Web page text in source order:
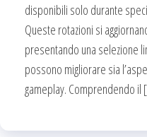
disponibili solo durante
Queste rotazioni si
presentando una selezione
possono migliorare sia
gameplay. Comprendendo